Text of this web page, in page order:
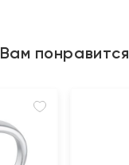
Вам понравится